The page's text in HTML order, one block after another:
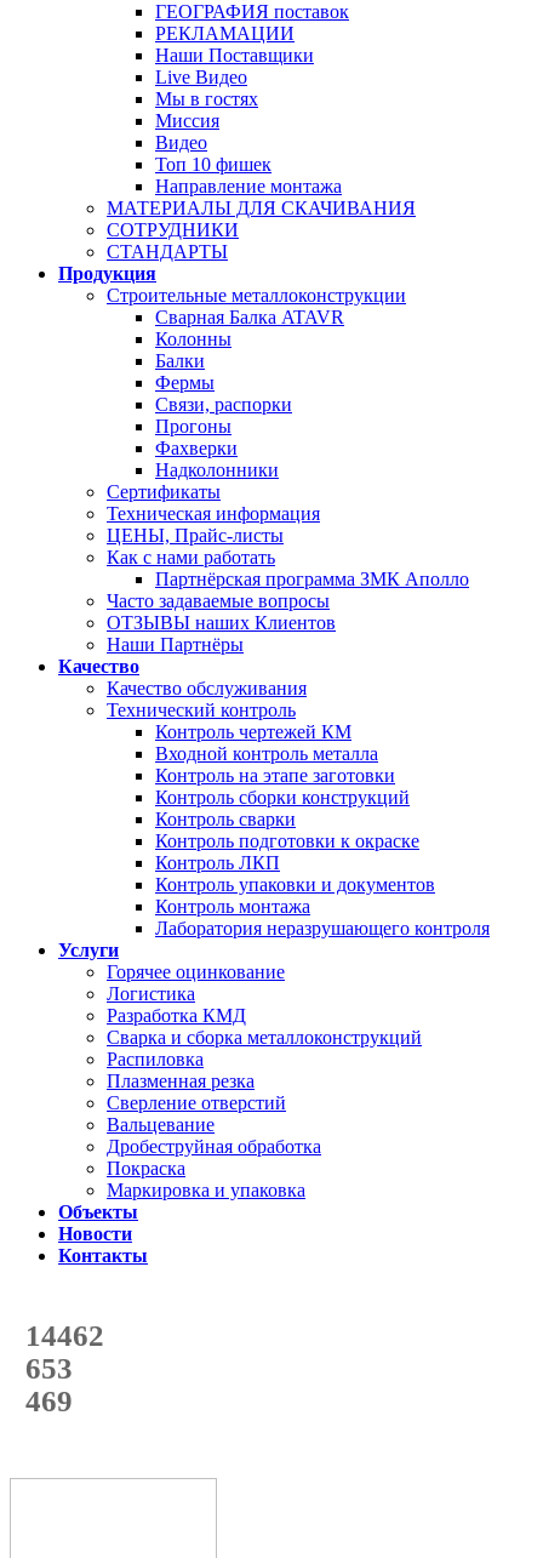
ГЕОГРАФИЯ поставок
РЕКЛАМАЦИИ
Наши Поставщики
Live Видео
Мы в гостях
Миссия
Видео
Топ 10 фишек
Направление монтажа
МАТЕРИАЛЫ ДЛЯ СКАЧИВАНИЯ
СОТРУДНИКИ
СТАНДАРТЫ
Продукция
Строительные металлоконструкции
Сварная Балка ATAVR
Колонны
Балки
Фермы
Связи, распорки
Прогоны
Фахверки
Надколонники
Сертификаты
Техническая информация
ЦЕНЫ, Прайс-листы
Как с нами работать
Партнёрская программа ЗМК Аполло
Часто задаваемые вопросы
ОТЗЫВЫ наших Клиентов
Наши Партнёры
Качество
Качество обслуживания
Технический контроль
Контроль чертежей КМ
Входной контроль металла
Контроль на этапе заготовки
Контроль сборки конструкций
Контроль сварки
Контроль подготовки к окраске
Контроль ЛКП
Контроль упаковки и документов
Контроль монтажа
Лаборатория неразрушающего контроля
Услуги
Горячее оцинкование
Логистика
Разработка КМД
Сварка и сборка металлоконструкций
Распиловка
Плазменная резка
Сверление отверстий
Вальцевание
Дробеструйная обработка
Покраска
Маркировка и упаковка
Объекты
Новости
Контакты
14462
с начала года
653
с начала месяца
469
с начала недели